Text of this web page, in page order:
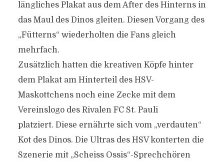
längliches Plakat aus dem After des Hinterns in
das Maul des Dinos gleiten. Diesen Vorgang des
„Fütterns“ wiederholten die Fans gleich
mehrfach.
Zusätzlich hatten die kreativen Köpfe hinter
dem Plakat am Hinterteil des HSV-
Maskottchens noch eine Zecke mit dem
Vereinslogo des Rivalen FC St. Pauli
platziert. Diese ernährte sich vom „verdauten“
Kot des Dinos. Die Ultras des HSV konterten die
Szenerie mit „Scheiss Ossis“-Sprechchören